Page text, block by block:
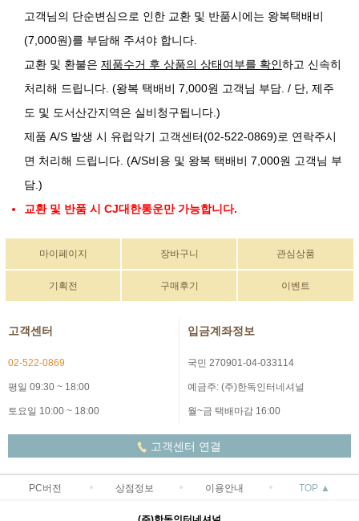
고객님의 단순변심으로 인한 교환 및 반품시에는 왕복택배비
(7,000원)를 부담해 주셔야 합니다.
교환 및 환불은 제품수거 후 상품의 상태여부를 확인하고 신속히
처리해 드립니다. (왕복 택배비 7,000원 고객님 부담. / 단, 제주
도 및 도서산간지역은 실비청구됩니다.)
제품 A/S 발생 시 유럽악기 고객센터(02-522-0869)로 연락주시
면 처리해 드립니다. (A/S비용 및 왕복 택배비 7,000원 고객님 부
담.)
교환 및 반품 시 CJ대한통운만 가능합니다.
마이페이지 장바구니 관심상품
기획전 구매후기 이벤트
고객센터
02-522-0869
평일 09:30 ~ 18:00
토요일 10:00 ~ 18:00
입금계좌정보
국민 270901-04-033114
예금주: (주)한독인터네셔널
월~금 택배마감 16:00
고객센터 연결
PC버전 상점정보 이용안내 TOP ▲